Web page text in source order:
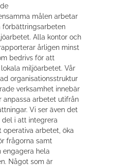
målen arbetar
förbättringsarbeten
Alla kontor och
årligen minst
bedrivs för att
miljöarbetet. Vår
organisationsstruktur
verksamhet innebär
anpassa arbetet utifrån
Vi ser även det
del i att integrera
operativa arbetet, öka
frågorna samt
engagera hela
Något som är